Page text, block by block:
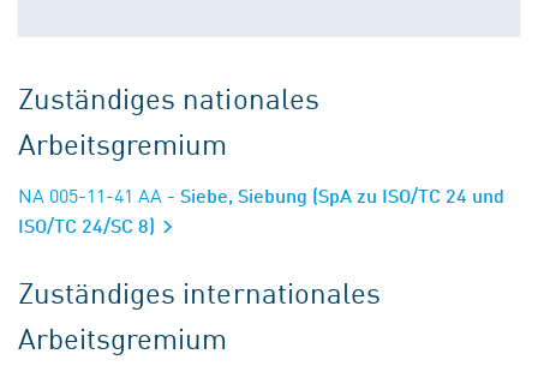
Zuständiges nationales
Arbeitsgremium
NA 005-11-41 AA - Siebe, Siebung (SpA zu ISO/TC 24 und
ISO/TC 24/SC 8)
Zuständiges internationales
Arbeitsgremium